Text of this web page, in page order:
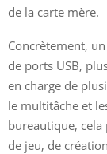
de la carte mère.
Concrètement,
de ports USB,
en charge de
le multitâche et
bureautique,
de jeu, de